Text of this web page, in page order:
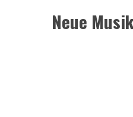
Neue